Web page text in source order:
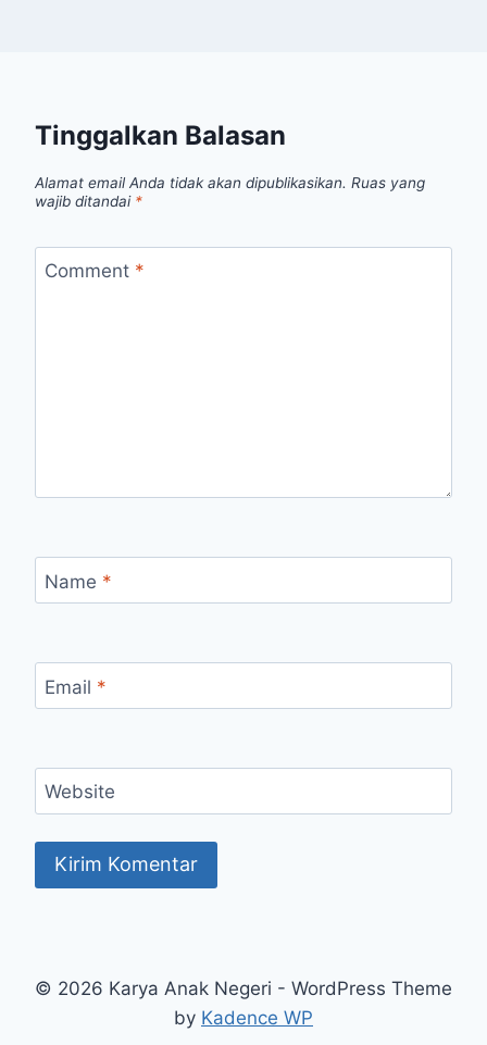
Tinggalkan Balasan
Alamat email Anda tidak akan dipublikasikan. Ruas yang
wajib ditandai *
Comment *
Name *
Email *
Website
© 2026 Karya Anak Negeri - WordPress Theme
by Kadence WP